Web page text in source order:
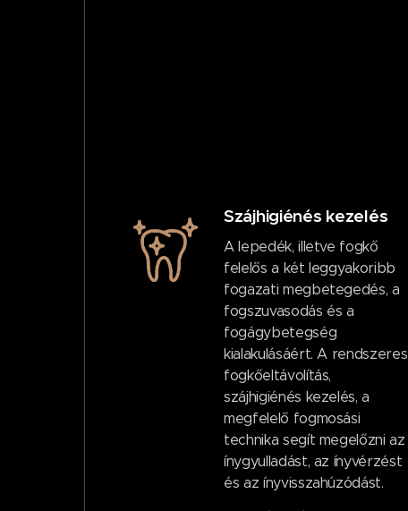
Szájhigiénés kezelés
A lepedék, illetve fogkő
felelős a két leggyakoribb
fogazati megbetegedés, a
fogszuvasodás és a
fogágybetegség
kialakulásáért. A rendszeres
fogkőeltávolítás,
szájhigiénés kezelés, a
megfelelő fogmosási
technika segít megelőzni az
ínygyulladást, az ínyvérzést
és az ínyvisszahúzódást.